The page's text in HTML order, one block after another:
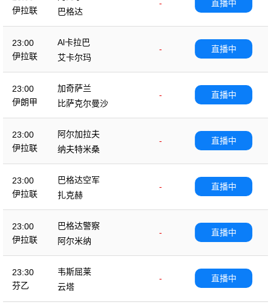
伊拉联
-
巴格达
直播中
23:00
伊拉联
Al卡拉巴
-
艾卡尔玛
直播中
23:00
伊朗甲
加奇萨兰
-
比萨克尔曼沙
直播中
23:00
伊拉联
阿尔加拉夫
-
纳夫特米桑
直播中
23:00
伊拉联
巴格达空军
-
扎克赫
直播中
23:00
伊拉联
巴格达警察
-
阿尔米纳
直播中
23:30
芬乙
韦斯屈莱
-
云塔
直播中